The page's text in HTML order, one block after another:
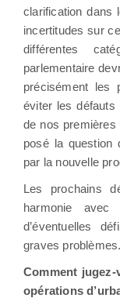
clarification dans
incertitudes sur
différentes
parlementaire
précisément les
éviter les défauts
de nos
posé la question
par la nouvelle
Les prochains
harmonie
d’éventuelles
graves problèmes.
Comment
opérations